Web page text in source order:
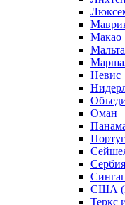
Макао
Мальта
Нeвис
Оман
Сербия
США
Теркс